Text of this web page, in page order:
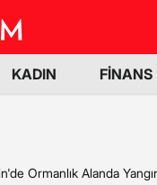
KADIN FİNANS
Ormanlık Alanda